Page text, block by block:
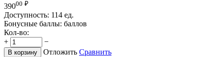
39000 ₽
Доступность: 114 ед.
Бонусные баллы: баллов
Кол-во:
+
−
В корзину Отложить Сравнить